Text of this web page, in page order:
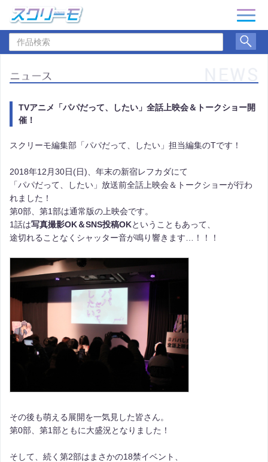
品
ナ
ゲ
ー
ン
TVアニメ「パパだって、したい」全話上映会＆トークショー開
催！
スクリーモ編集部「パパだって、したい」担当編集のTです！
2018年12月30日(日)、年末の新宿レフカダにて
「パパだって、したい」放送前全話上映会＆トークショーが行わ
れました！
第0部、第1部は通常版の上映会です。
1話は写真撮影OK＆SNS投稿OKということもあって、
途切れることなくシャッター音が鳴り響きます…！！！
その後も萌える展開を一気見した皆さん。
第0部、第1部ともに大盛況となりました！
そして、続く第2部はまさかの18禁イベント、